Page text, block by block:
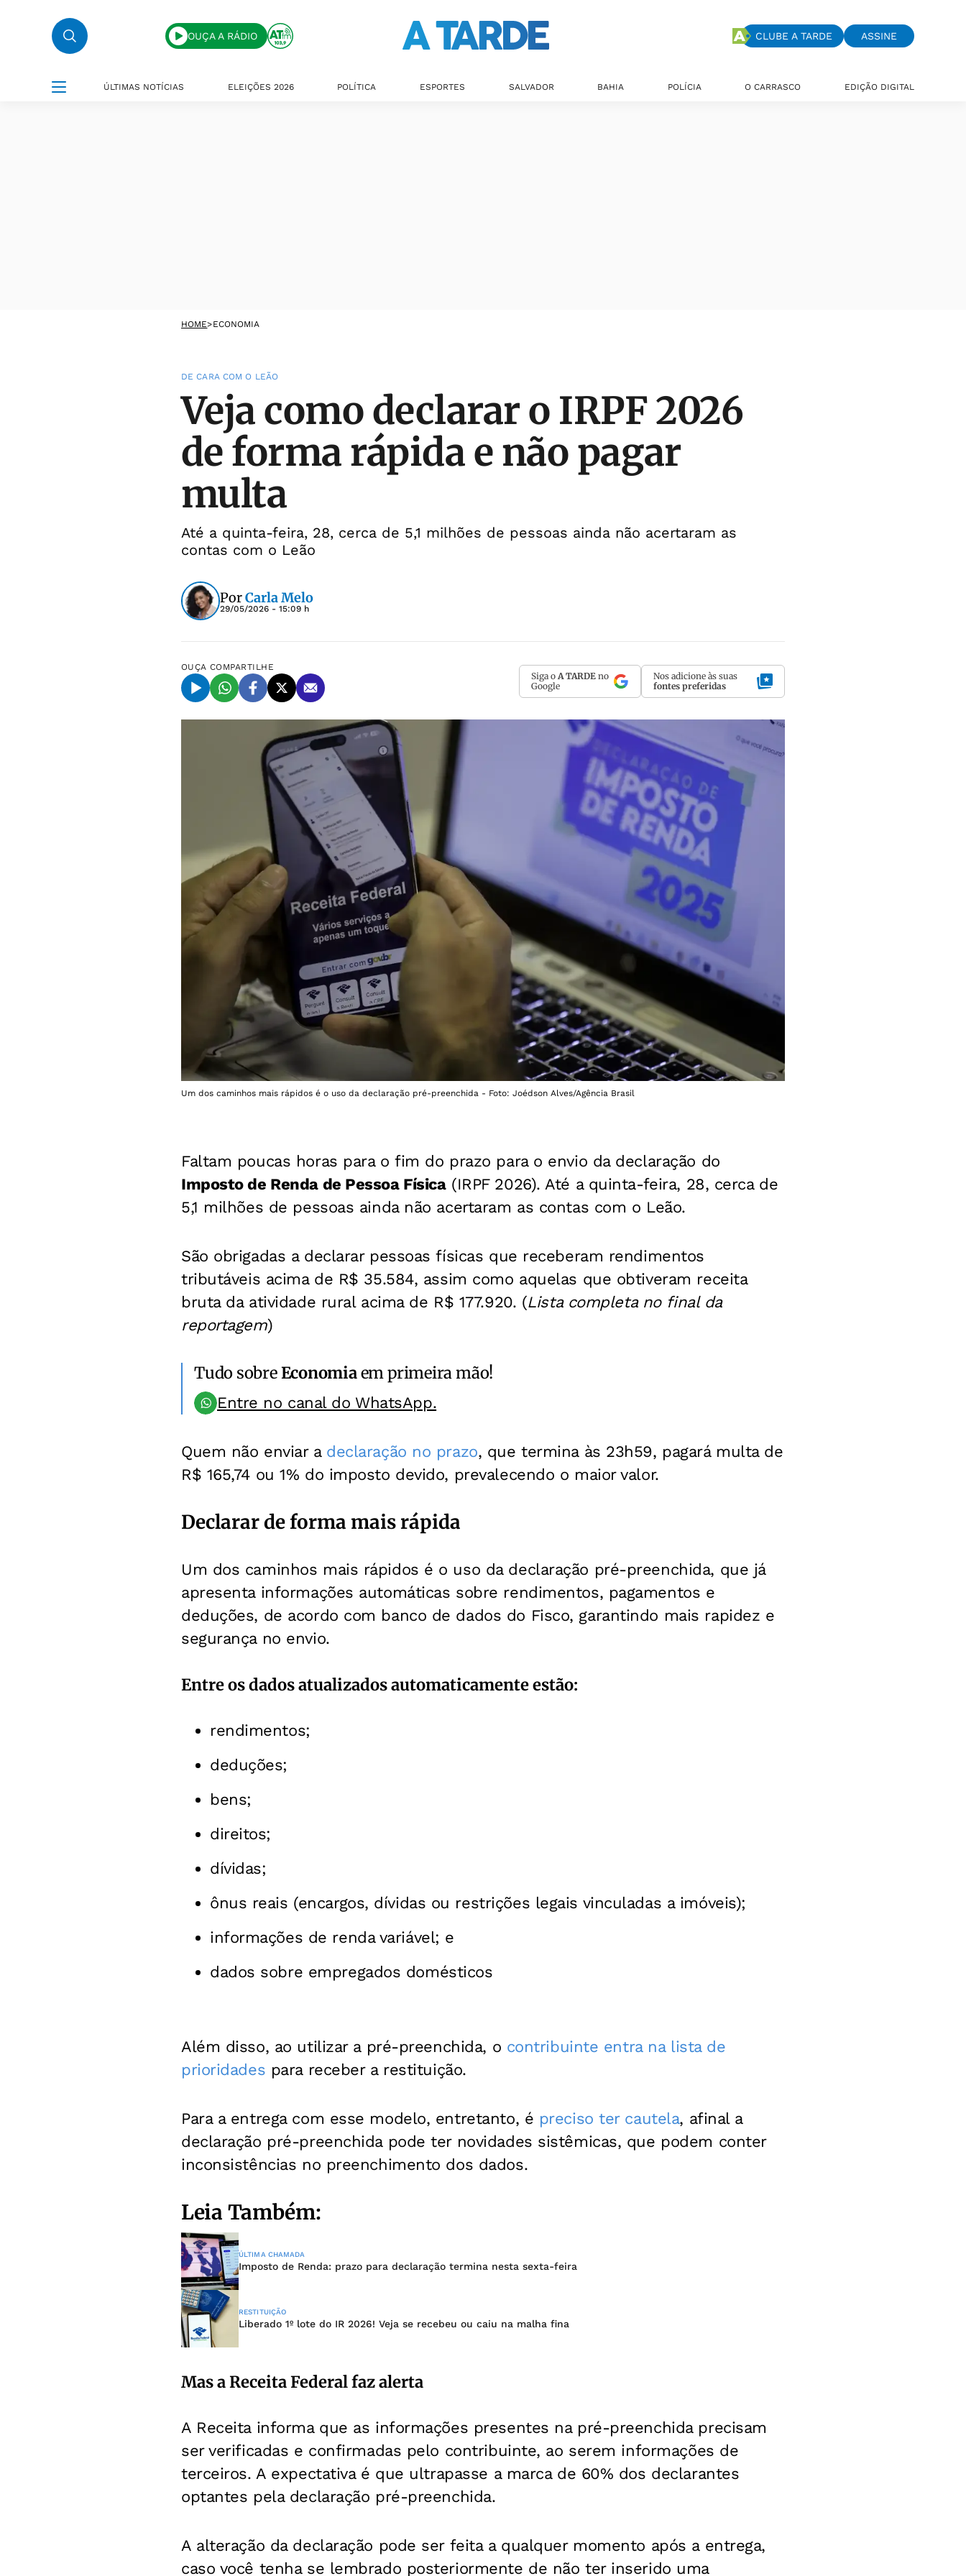
OUÇA A RÁDIO CLUBE A TARDE ASSINE
ÚLTIMAS NOTÍCIAS ELEIÇÕES 2026 POLÍTICA ESPORTES SALVADOR BAHIA POLÍCIA O CARRASCO EDIÇÃO DIGITAL
HOME>ECONOMIA
DE CARA COM O LEÃO
Veja como declarar o IRPF 2026
de forma rápida e não pagar
multa
Até a quinta-feira, 28, cerca de 5,1 milhões de pessoas ainda não acertaram as
contas com o Leão
PorCarla Melo
29/05/2026 - 15:09 h
OUÇA COMPARTILHE
Siga o A TARDE no
Google
Nos adicione às suas
fontes preferidas
Um dos caminhos mais rápidos é o uso da declaração pré-preenchida - Foto: Joédson Alves/Agência Brasil
Faltam poucas horas para o fim do prazo para o envio da declaração do
Imposto de Renda de Pessoa Física(IRPF 2026). Até a quinta-feira, 28, cerca de
5,1 milhões de pessoas ainda não acertaram as contas com o Leão.
São obrigadas a declarar pessoas físicas que receberam rendimentos
tributáveis acima de R$ 35.584, assim como aquelas que obtiveram receita
bruta da atividade rural acima de R$ 177.920. (Lista completa no final da
reportagem)
Tudo sobreEconomiaem primeira mão!
Entre no canal do WhatsApp.
Quem não enviar adeclaração no prazo, que termina às 23h59, pagará multa de
R$ 165,74 ou 1% do imposto devido, prevalecendo o maior valor.
Declarar de forma mais rápida
Um dos caminhos mais rápidos é o uso da declaração pré-preenchida, que já
apresenta informações automáticas sobre rendimentos, pagamentos e
deduções, de acordo com banco de dados do Fisco, garantindo mais rapidez e
segurança no envio.
Entre os dados atualizados automaticamente estão:
rendimentos;
deduções;
bens;
direitos;
dívidas;
ônus reais (encargos, dívidas ou restrições legais vinculadas a imóveis);
informações de renda variável; e
dados sobre empregados domésticos
Além disso, ao utilizar a pré-preenchida, o contribuinte entra na lista de
prioridades para receber a restituição.
Para a entrega com esse modelo, entretanto, é preciso ter cautela, afinal a
declaração pré-preenchida pode ter novidades sistêmicas, que podem conter
inconsistências no preenchimento dos dados.
Leia Também:
ÚLTIMA CHAMADA
Imposto de Renda: prazo para declaração termina nesta sexta-feira
RESTITUIÇÃO
Liberado 1º lote do IR 2026! Veja se recebeu ou caiu na malha fina
Mas a Receita Federal faz alerta
A Receita informa que as informações presentes na pré-preenchida precisam
ser verificadas e confirmadas pelo contribuinte, ao serem informações de
terceiros. A expectativa é que ultrapasse a marca de 60% dos declarantes
optantes pela declaração pré-preenchida.
A alteração da declaração pode ser feita a qualquer momento após a entrega,
caso você tenha se lembrado posteriormente de não ter inserido uma